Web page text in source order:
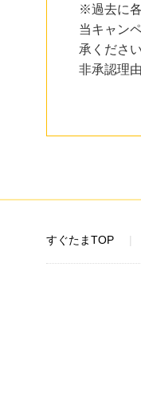
※過去に
当キャン
承ください
非承認理
すぐたまTOP